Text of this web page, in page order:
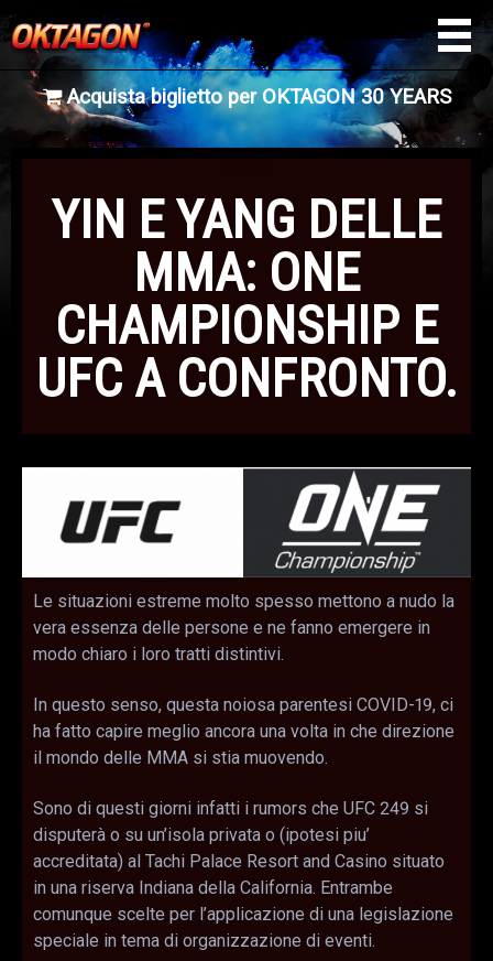
Acquista biglietto per OKTAGON 30 YEARS
YIN E YANG DELLE
MMA: ONE
CHAMPIONSHIP E
UFC A CONFRONTO.
Le situazioni estreme molto spesso mettono a nudo la
vera essenza delle persone e ne fanno emergere in
modo chiaro i loro tratti distintivi.
In questo senso, questa noiosa parentesi COVID-19, ci
ha fatto capire meglio ancora una volta in che direzione
il mondo delle MMA si stia muovendo.
Sono di questi giorni infatti i rumors che UFC 249 si
disputerà o su un’isola privata o (ipotesi piu’
accreditata) al Tachi Palace Resort and Casino situato
in una riserva Indiana della California. Entrambe
comunque scelte per l’applicazione di una legislazione
speciale in tema di organizzazione di eventi.